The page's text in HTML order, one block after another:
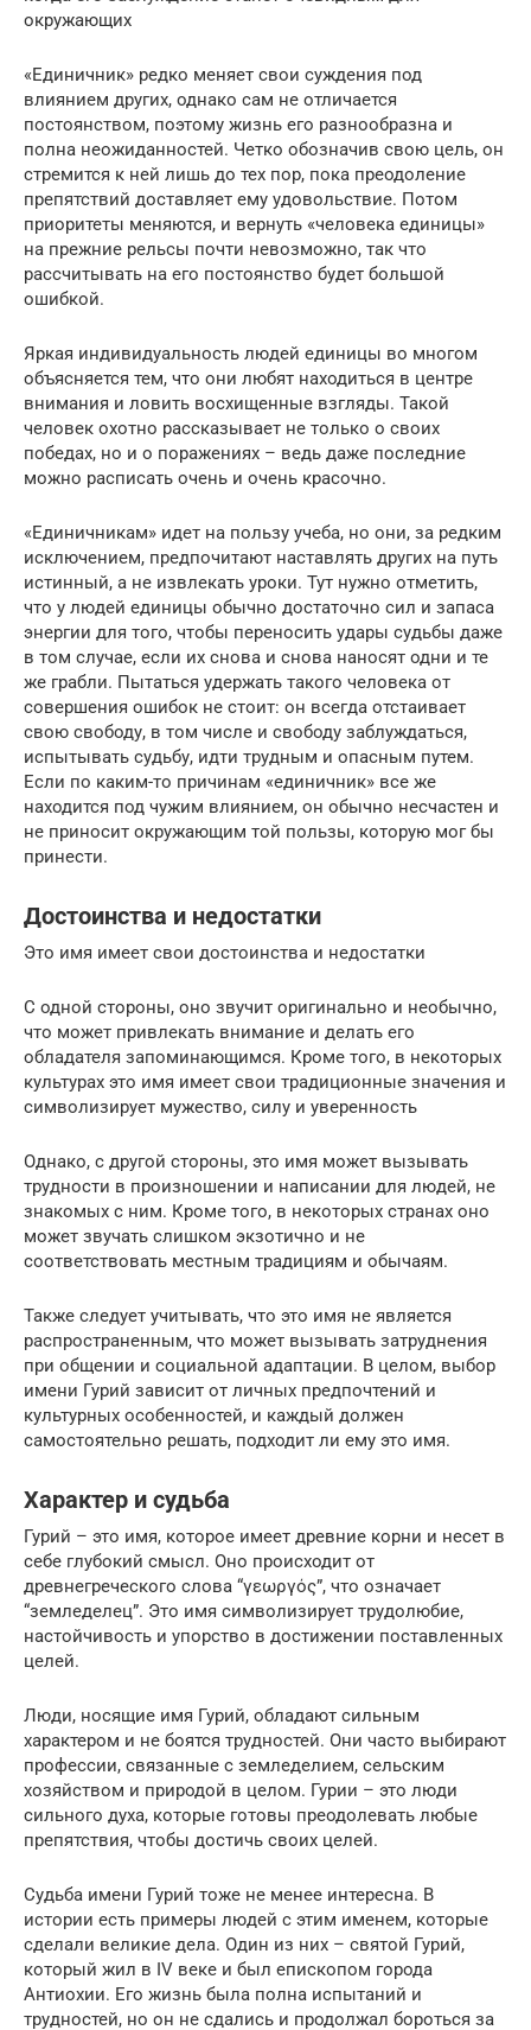
окружающих
«Единичник» редко меняет свои суждения под
влиянием других, однако сам не отличается
постоянством, поэтому жизнь его разнообразна и
полна неожиданностей. Четко обозначив свою цель, он
стремится к ней лишь до тех пор, пока преодоление
препятствий доставляет ему удовольствие. Потом
приоритеты меняются, и вернуть «человека единицы»
на прежние рельсы почти невозможно, так что
рассчитывать на его постоянство будет большой
ошибкой.
Яркая индивидуальность людей единицы во многом
объясняется тем, что они любят находиться в центре
внимания и ловить восхищенные взгляды. Такой
человек охотно рассказывает не только о своих
победах, но и о поражениях – ведь даже последние
можно расписать очень и очень красочно.
«Единичникам» идет на пользу учеба, но они, за редким
исключением, предпочитают наставлять других на путь
истинный, а не извлекать уроки. Тут нужно отметить,
что у людей единицы обычно достаточно сил и запаса
энергии для того, чтобы переносить удары судьбы даже
в том случае, если их снова и снова наносят одни и те
же грабли. Пытаться удержать такого человека от
совершения ошибок не стоит: он всегда отстаивает
свою свободу, в том числе и свободу заблуждаться,
испытывать судьбу, идти трудным и опасным путем.
Если по каким-то причинам «единичник» все же
находится под чужим влиянием, он обычно несчастен и
не приносит окружающим той пользы, которую мог бы
принести.
Достоинства и недостатки
Это имя имеет свои достоинства и недостатки
С одной стороны, оно звучит оригинально и необычно,
что может привлекать внимание и делать его
обладателя запоминающимся. Кроме того, в некоторых
культурах это имя имеет свои традиционные значения и
символизирует мужество, силу и уверенность
Однако, с другой стороны, это имя может вызывать
трудности в произношении и написании для людей, не
знакомых с ним. Кроме того, в некоторых странах оно
может звучать слишком экзотично и не
соответствовать местным традициям и обычаям.
Также следует учитывать, что это имя не является
распространенным, что может вызывать затруднения
при общении и социальной адаптации. В целом, выбор
имени Гурий зависит от личных предпочтений и
культурных особенностей, и каждый должен
самостоятельно решать, подходит ли ему это имя.
Характер и судьба
Гурий – это имя, которое имеет древние корни и несет в
себе глубокий смысл. Оно происходит от
древнегреческого слова “γεωργός”, что означает
“земледелец”. Это имя символизирует трудолюбие,
настойчивость и упорство в достижении поставленных
целей.
Люди, носящие имя Гурий, обладают сильным
характером и не боятся трудностей. Они часто выбирают
профессии, связанные с земледелием, сельским
хозяйством и природой в целом. Гурии – это люди
сильного духа, которые готовы преодолевать любые
препятствия, чтобы достичь своих целей.
Судьба имени Гурий тоже не менее интересна. В
истории есть примеры людей с этим именем, которые
сделали великие дела. Один из них – святой Гурий,
который жил в IV веке и был епископом города
Антиохии. Его жизнь была полна испытаний и
трудностей, но он не сдались и продолжал бороться за